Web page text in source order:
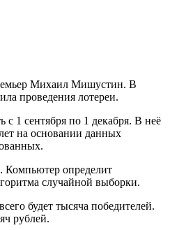
Михаил Мишустин. В
проведения лотереи.
с 1 сентября по 1 декабря. В неё
на основании данных
определит
случайной выборки.
будет тысяча победителей.
рублей.